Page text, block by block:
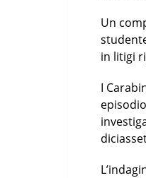
Un
in litigi
I